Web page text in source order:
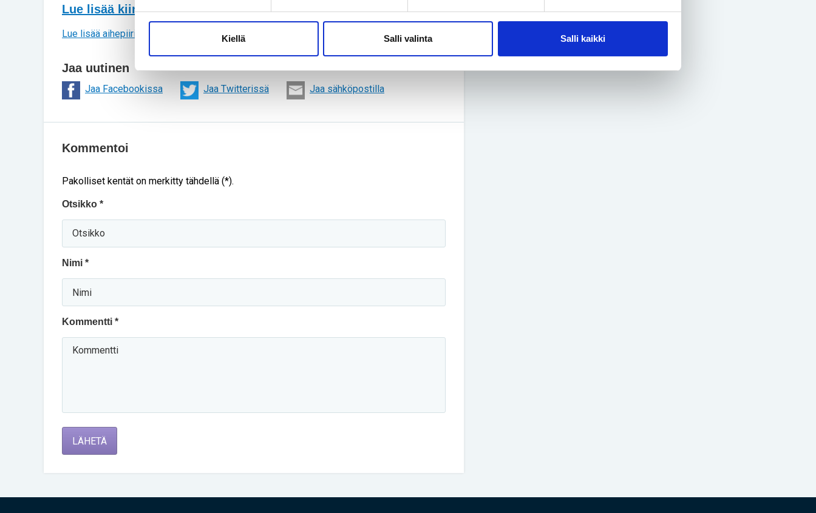
Kiellä Salli valinta Salli kaikki
Lue lisää kiinteistönhoitajan opinnoista Validia Ammattiopistossa
Lue lisää aihepiiristä
Jaa uutinen
Jaa Facebookissa Jaa Twitterissä Jaa sähköpostilla
Kommentoi
Pakolliset kentät on merkitty tähdellä (*).
Otsikko *
Nimi *
Kommentti *
LÄHETÄ